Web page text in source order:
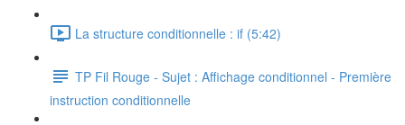
La structure conditionnelle : if (5:42)
TP Fil Rouge - Sujet : Affichage conditionnel - Première
instruction conditionnelle